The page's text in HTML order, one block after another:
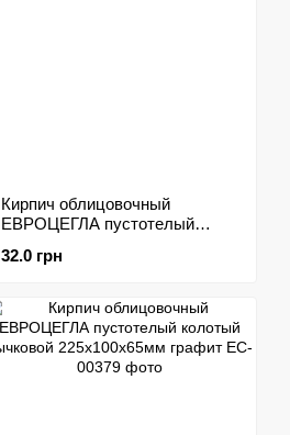
Кирпич облицовочный
ЕВРОЦЕГЛА пустотелый
250х120х65мм желтый
32.0 грн